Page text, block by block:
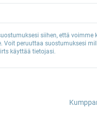
siihen, että
Voit peruuttaa suostumuksesi
käyttää tietojasi.